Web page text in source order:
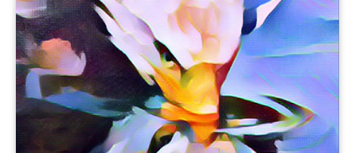
Mais Informações
O que é iKnowMyDesign
Avaliações
iKnowMyDesign DISC
Próximos Eventos